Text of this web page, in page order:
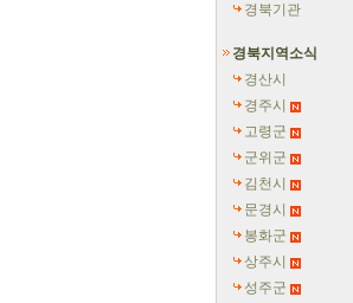
경북기관
경북지역소식
경산시
경주시
고령군
군위군
김천시
문경시
봉화군
상주시
성주군